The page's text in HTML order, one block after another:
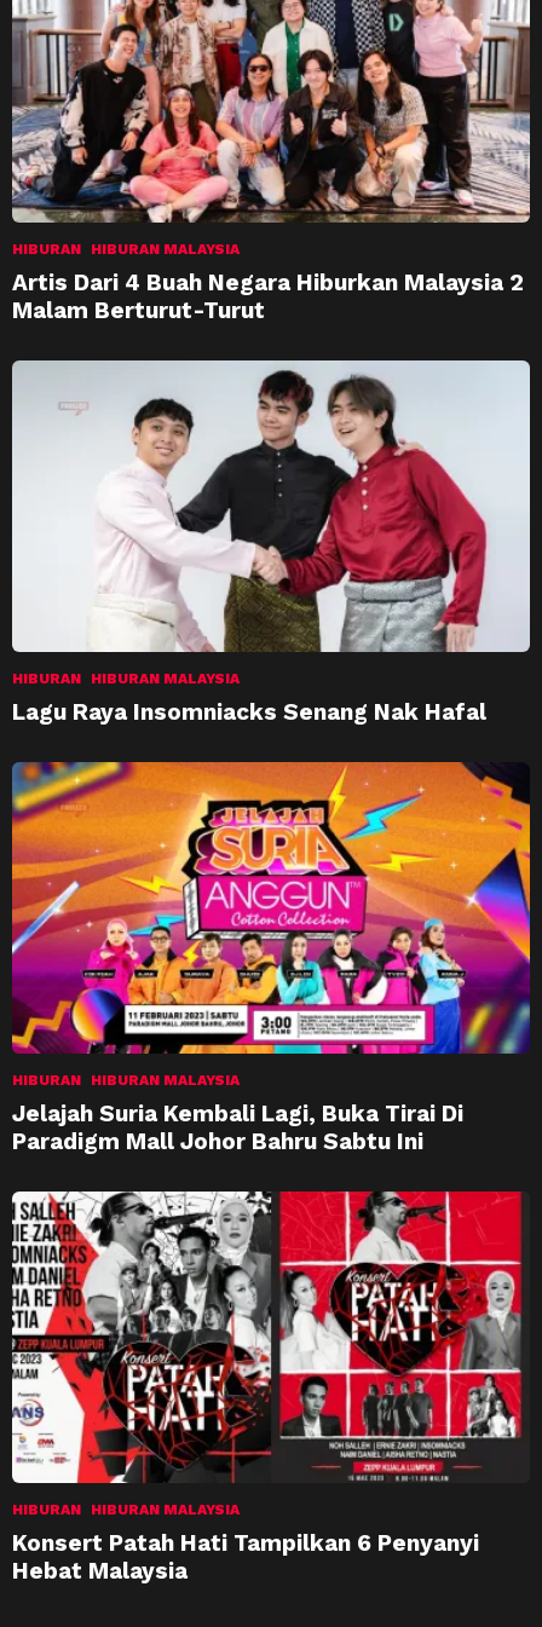
HIBURAN HIBURAN MALAYSIA
Artis Dari 4 Buah Negara Hiburkan Malaysia 2
Malam Berturut-Turut
HIBURAN HIBURAN MALAYSIA
Lagu Raya Insomniacks Senang Nak Hafal
HIBURAN HIBURAN MALAYSIA
Jelajah Suria Kembali Lagi, Buka Tirai Di
Paradigm Mall Johor Bahru Sabtu Ini
HIBURAN HIBURAN MALAYSIA
Konsert Patah Hati Tampilkan 6 Penyanyi
Hebat Malaysia